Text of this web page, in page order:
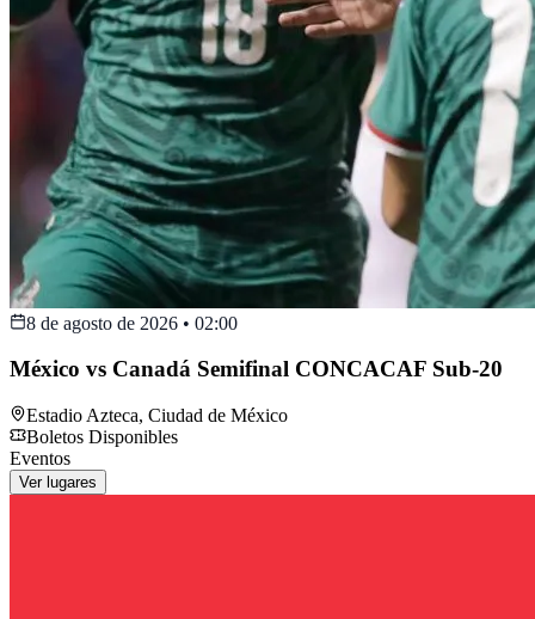
8 de agosto de 2026 • 02:00
México vs Canadá Semifinal CONCACAF Sub-20
Estadio Azteca, Ciudad de México
Boletos Disponibles
Eventos
Ver lugares